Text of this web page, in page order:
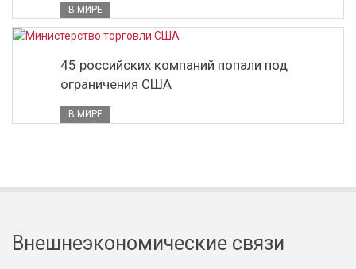
В МИРЕ
45 российских компаний попали под
ограничения США
В МИРЕ
Внешнеэкономические связи